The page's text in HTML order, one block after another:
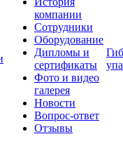
компании
Сотрудники
Оборудование
Дипломы и
сертификаты
Фото и видео
галерея
Новости
Вопрос-ответ
Отзывы